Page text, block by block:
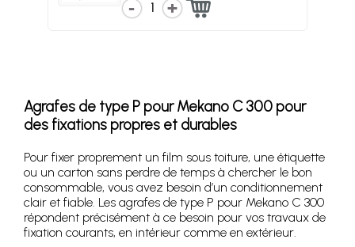
1
Agrafes de type P pour Mekano C 300 pour
des fixations propres et durables
Pour fixer proprement un film sous toiture, une étiquette
ou un carton sans perdre de temps à chercher le bon
consommable, vous avez besoin d’un conditionnement
clair et fiable. Les agrafes de type P pour Mekano C 300
répondent précisément à ce besoin pour vos travaux de
fixation courants, en intérieur comme en extérieur.